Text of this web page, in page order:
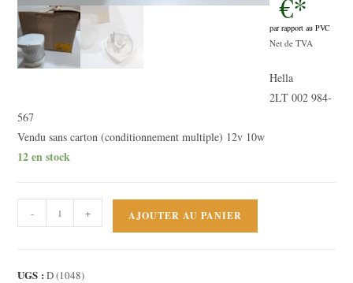
50,00 €.
par rapport au PVC
Le
actuel
est :
Net de TVA
Hella
2LT 002 984-
567
Vendu sans carton (conditionnement multiple) 12v 10w
12 en stock
de
- + AJOUTER AU PANIER
UGS :D (1048)